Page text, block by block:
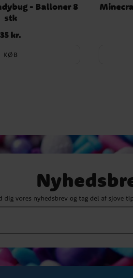
- Balloner 8
stk
: 35 kr.
35 kr.
KØB
dig vores nyhedsbrev og tag del af sjove